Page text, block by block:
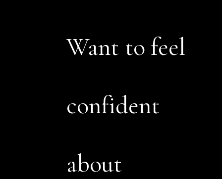
Want to feel
confident
about